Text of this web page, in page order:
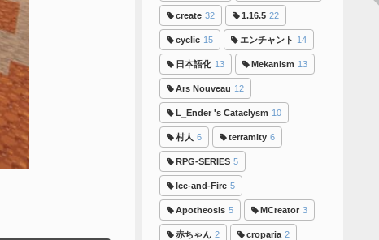
create 32 1.16.5 22
cyclic 15 エンチャント 14
日本語化 13 Mekanism 13
Ars Nouveau 12
L_Ender 's Cataclysm 10
村人 6 terramity 6
RPG-SERIES 5
Ice-and-Fire 5
Apotheosis 5 MCreator 3
赤ちゃん 2 croparia 2